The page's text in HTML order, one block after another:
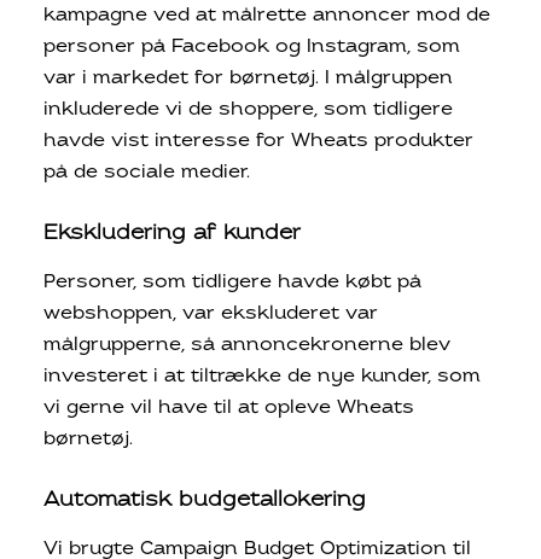
kampagne ved at målrette annoncer mod de
personer på Facebook og Instagram, som
var i markedet for børnetøj. I målgruppen
inkluderede vi de shoppere, som tidligere
havde vist interesse for Wheats produkter
på de sociale medier.
Ekskludering af kunder
Personer, som tidligere havde købt på
webshoppen, var ekskluderet var
målgrupperne, så annoncekronerne blev
investeret i at tiltrække de nye kunder, som
vi gerne vil have til at opleve Wheats
børnetøj.
Automatisk budgetallokering
Vi brugte Campaign Budget Optimization til